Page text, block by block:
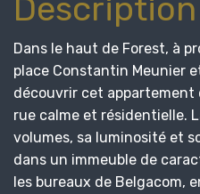
Description
Dans le haut de Forest, à
place Constantin Meunier
découvrir cet appartement
rue calme et résidentielle.
volumes, sa luminosité et
dans un immeuble de
les bureaux de Belgacom,